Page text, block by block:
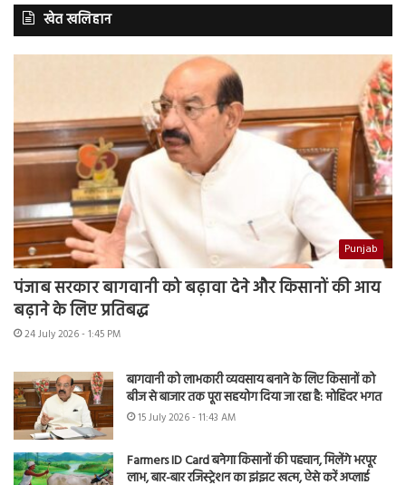
खेत खलिहान
Punjab
पंजाब सरकार बागवानी को बढ़ावा देने और किसानों की आय
बढ़ाने के लिए प्रतिबद्ध
24 July 2026 - 1:45 PM
बागवानी को लाभकारी व्यवसाय बनाने के लिए किसानों को
बीज से बाजार तक पूरा सहयोग दिया जा रहा है: मोहिंदर भगत
15 July 2026 - 11:43 AM
Farmers ID Card बनेगा किसानों की पहचान, मिलेंगे भरपूर
लाभ, बार-बार रजिस्ट्रेशन का झंझट खत्म, ऐसे करें अप्लाई